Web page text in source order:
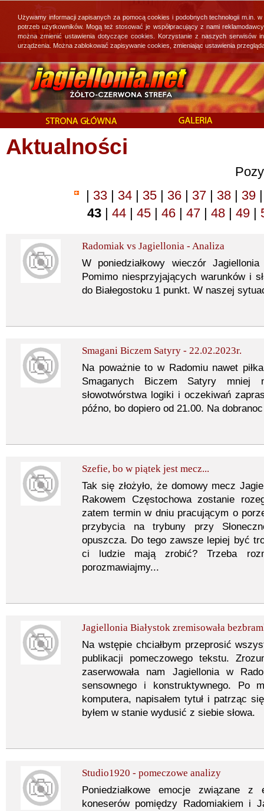
Aktualności
| 33 | 34 | 35 | 36 | 37 | 38 | 39 |
43 | 44 | 45 | 46 | 47 | 48 | 49 |
Radomiak vs Jagiellonia - Analiza
W poniedziałkowy wieczór
Pomimo niesprzyjających warunków i
do Białegostoku 1 punkt. W naszej
Smagani Biczem Satyry - 22.02.2023r.
Na poważnie to w Radomiu nawet
Smaganych Biczem Satyry
słowotwórstwa logiki i oczekiwań
późno, bo dopiero od 21.00. Na
Szefie, bo w piątek jest mecz...
Tak się złożyło, że domowy mecz
Rakowem Częstochowa zostanie
zatem termin w dniu pracującym o
przybycia na trybuny przy
opuszcza. Do tego zawsze lepiej być
ci ludzie mają zrobić? Trzeba
porozmawiajmy...
Jagiellonia Białystok zremisowała
Na wstępie chciałbym przeprosić
publikacji pomeczowego tekstu.
zaserwowała nam Jagiellonia w
sensownego i konstruktywnego. Po
komputera, napisałem tytuł i patrząc
byłem w stanie wydusić z siebie słowa.
Studio1920 - pomeczowe analizy
Poniedziałkowe emocje związane
koneserów pomiędzy Radomiakiem i
Używamy informacji zapisanych za pomocą cookies i podobnych technologii
potrzeb użytkowników. Mogą też stosować je współpracujący z nami
można zmienić ustawienia dotyczące cookies. Korzystanie z naszych
urządzenia. Można zablokować zapisywanie cookies, zmieniając ustawienia